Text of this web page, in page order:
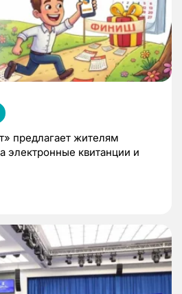
предлагает жителям
электронные квитанции и